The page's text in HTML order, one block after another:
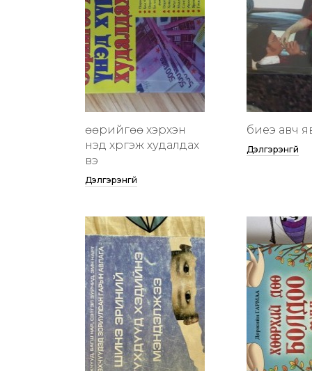
өөрийгөө хэрхэн
үнэд хүргэж худалдах
вэ
Дэлгэрэнгүй
биеэ авч
Дэлгэрэнгүй